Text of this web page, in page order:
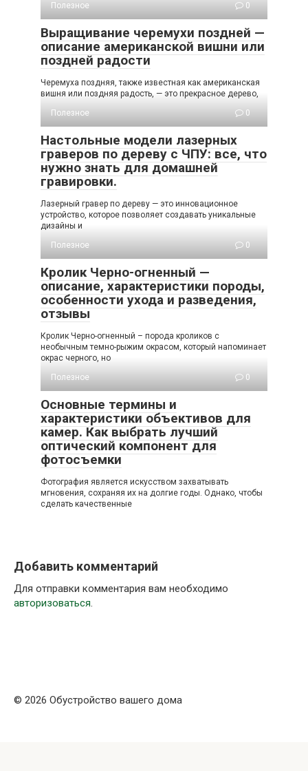
Полезное
0
Выращивание черемухи поздней —
описание американской вишни или
поздней радости
Черемуха поздняя, также известная как американская
вишня или поздняя радость, — это прекрасное дерево,
Полезное
0
Настольные модели лазерных
граверов по дереву с ЧПУ: все, что
нужно знать для домашней
гравировки.
Лазерный гравер по дереву — это инновационное
устройство, которое позволяет создавать уникальные
дизайны и
Полезное
0
Кролик Черно-огненный —
описание, характеристики породы,
особенности ухода и разведения,
отзывы
Кролик Черно-огненный – порода кроликов с
необычным темно-рыжим окрасом, который напоминает
окрас черного, но
Полезное
0
Основные термины и
характеристики объективов для
камер. Как выбрать лучший
оптический компонент для
фотосъемки
Фотография является искусством захватывать
мгновения, сохраняя их на долгие годы. Однако, чтобы
сделать качественные
Добавить комментарий
Для отправки комментария вам необходимо
авторизоваться.
© 2026 Обустройство вашего дома